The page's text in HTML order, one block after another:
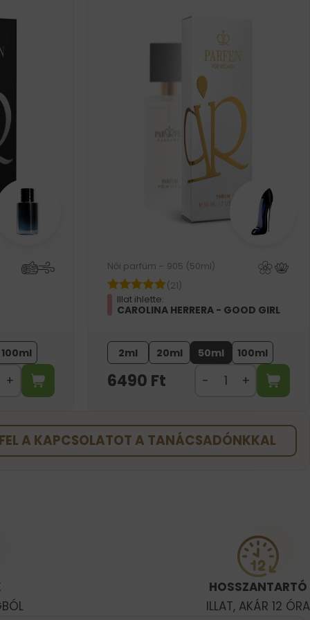
100ml
Női parfüm – 905 (50ml)
(21)
Illat ihlette:
CAROLINA HERRERA - GOOD GIRL
2ml 20ml 50ml 100ml
6490 Ft
A KAPCSOLATOT A TANÁCSADÓNKKAL
HOSSZANTARTÓ
ILLAT, AKÁR 12 ÓRA